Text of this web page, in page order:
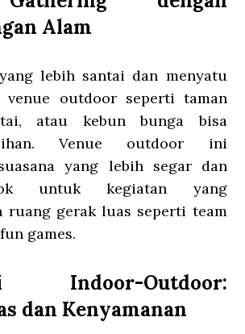
Alam
lebih santai dan menyatu
venue outdoor seperti taman
atau kebun bunga bisa
Venue outdoor ini
yang lebih segar dan
untuk kegiatan yang
ruang gerak luas seperti team
games.
Indoor-Outdoor:
dan Kenyamanan